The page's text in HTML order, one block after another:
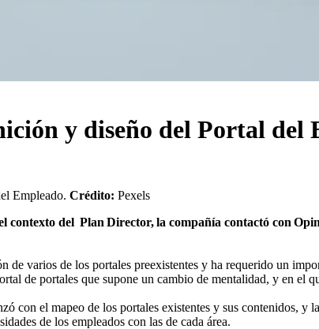
y diseño del Portal del
Empleado. Crédito: Pexels
contexto del Plan Director, la compañía contactó con
de varios de los portales preexistentes y ha requerido un
de portales que supone un cambio de mentalidad, y en el
con el mapeo de los portales existentes y sus contenidos,
de los empleados con las de cada área.